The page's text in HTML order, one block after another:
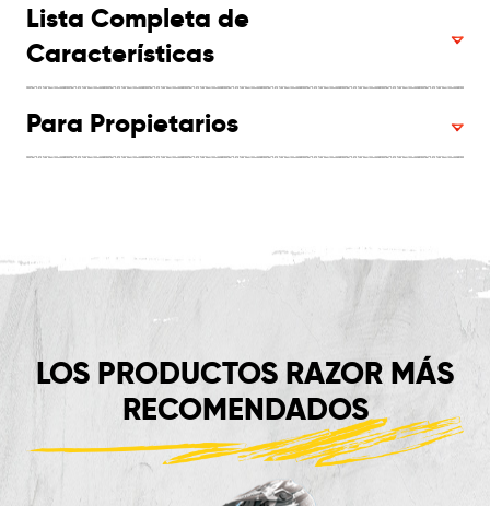
Lista Completa de
Características
Para Propietarios
LOS PRODUCTOS RAZOR MÁS
RECOMENDADOS